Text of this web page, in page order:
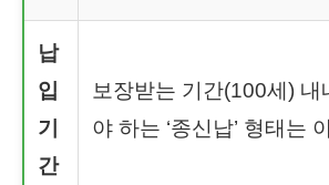
납
입
기
간
보장받는 기간(100세) 내
야 하는 ‘종신납’ 형태는